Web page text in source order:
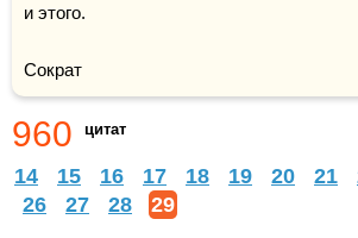
и этого.
Сократ
960 цитат
14 15 16 17 18 19 20 21
26
27 28 29